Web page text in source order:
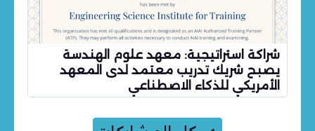
شراكة استراتيجية: معهد علوم الهندسة
يصبح شريك تدريب معتمد لدى المعهد
الأمريكي للذكاء الاصطناعي